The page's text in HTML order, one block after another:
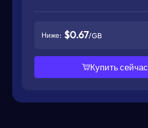
Ниже: $0.67/GB
Купить сейчас